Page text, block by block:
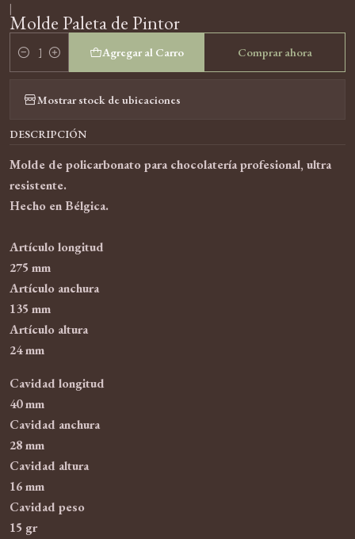
|
Molde Paleta de Pintor
Cantidad
Agregar al Carro Comprar ahora
Mostrar stock de ubicaciones
DESCRIPCIÓN
Molde de policarbonato para chocolatería profesional, ultra
resistente.
Hecho en Bélgica.
Artículo longitud
275 mm
Artículo anchura
135 mm
Artículo altura
24 mm
Cavidad longitud
40 mm
Cavidad anchura
28 mm
Cavidad altura
16 mm
Cavidad peso
15 gr